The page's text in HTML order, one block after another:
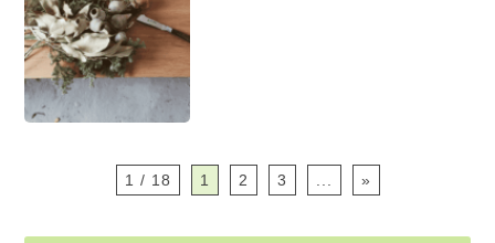
1 / 18 1 2 3 »